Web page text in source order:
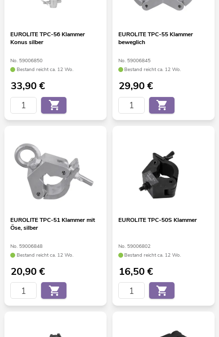
EUROLITE TPC-56 Klammer
Konus silber
No. 59006850
Bestand reicht ca. 12 Wo.
33,90€
EUROLITE TPC-55 Klammer
beweglich
No. 59006845
Bestand reicht ca. 12 Wo.
29,90€
EUROLITE TPC-51 Klammer mit
Öse, silber
No. 59006848
Bestand reicht ca. 12 Wo.
20,90€
EUROLITE TPC-50S Klammer
No. 59006802
Bestand reicht ca. 12 Wo.
16,50€